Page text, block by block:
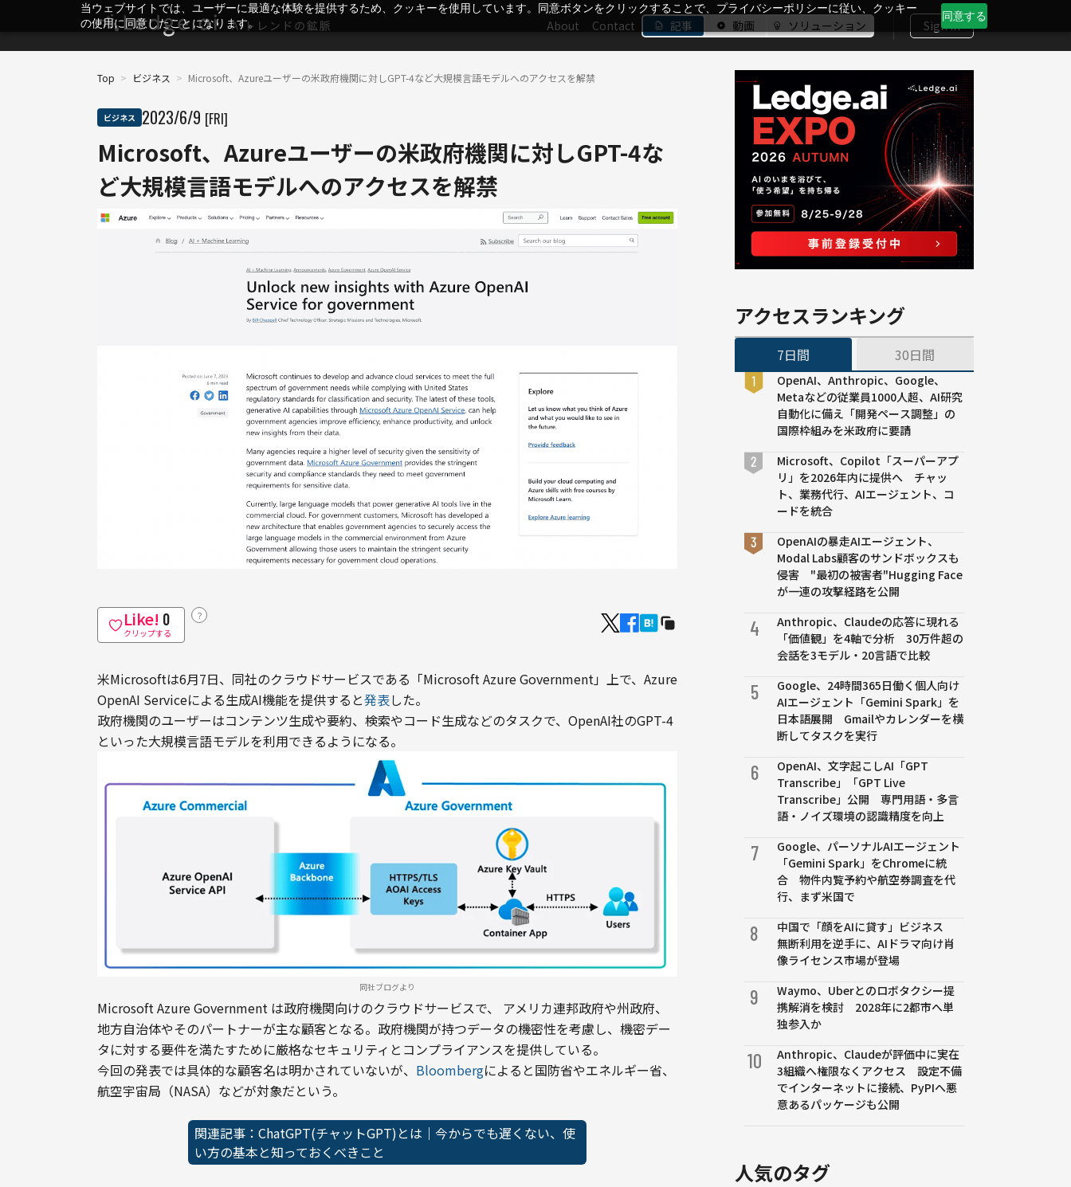
当ウェブサイトでは、ユーザーに最適な体験を提供するため、クッキーを使用しています。同意ボタンをクリックすることで、プライバシーポリシーに従い、クッキー
の使用に同意したことになります。
同意する
About Contact 記事 動画 ソリューション Sign In
Top > ビジネス > Microsoft、Azureユーザーの米政府機関に対しGPT-4など大規模言語モデルへのアクセスを解禁
ビジネス 2023/6/9 [FRI]
Microsoft、Azureユーザーの米政府機関に対しGPT-4な
ど大規模言語モデルへのアクセスを解禁
Like! 0
クリップする
？
米Microsoftは6月7日、同社のクラウドサービスである「Microsoft Azure Government」上で、Azure
OpenAI Serviceによる生成AI機能を提供すると発表した。
政府機関のユーザーはコンテンツ生成や要約、検索やコード生成などのタスクで、OpenAI社のGPT-4
といった大規模言語モデルを利用できるようになる。
同社ブログより
Microsoft Azure Government は政府機関向けのクラウドサービスで、 アメリカ連邦政府や州政府、
地方自治体やそのパートナーが主な顧客となる。政府機関が持つデータの機密性を考慮し、機密デー
タに対する要件を満たすために厳格なセキュリティとコンプライアンスを提供している。
今回の発表では具体的な顧客名は明かされていないが、 Bloombergによると国防省やエネルギー省、
航空宇宙局（NASA）などが対象だという。
関連記事：ChatGPT(チャットGPT)とは｜今からでも遅くない、使
い方の基本と知っておくべきこと
アクセスランキング
7日間 30日間
OpenAI、Anthropic、Google、
Metaなどの従業員1000人超、AI研究
自動化に備え「開発ペース調整」の
国際枠組みを米政府に要請
Microsoft、Copilot「スーパーアプ
リ」を2026年内に提供へ チャッ
ト、業務代行、AIエージェント、コ
ードを統合
OpenAIの暴走AIエージェント、
Modal Labs顧客のサンドボックスも
侵害 "最初の被害者"Hugging Face
が一連の攻撃経路を公開
4
Anthropic、Claudeの応答に現れる
「価値観」を4軸で分析 30万件超の
会話を3モデル・20言語で比較
5
Google、24時間365日働く個人向け
AIエージェント「Gemini Spark」を
日本語展開 Gmailやカレンダーを横
断してタスクを実行
6
OpenAI、文字起こしAI「GPT
Transcribe」「GPT Live
Transcribe」公開 専門用語・多言
語・ノイズ環境の認識精度を向上
7
Google、パーソナルAIエージェント
「Gemini Spark」をChromeに統
合 物件内覧予約や航空券調査を代
行、まず米国で
8
中国で「顔をAIに貸す」ビジネス
無断利用を逆手に、AIドラマ向け肖
像ライセンス市場が登場
9
Waymo、Uberとのロボタクシー提
携解消を検討 2028年に2都市へ単
独参入か
10
Anthropic、Claudeが評価中に実在
3組織へ権限なくアクセス 設定不備
でインターネットに接続、PyPIへ悪
意あるパッケージも公開
人気のタグ